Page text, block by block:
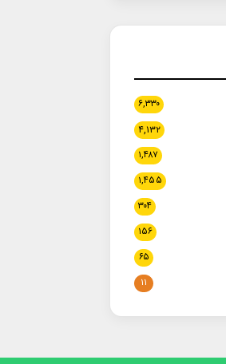
۶,۳۳۰
۴,۱۳۲
۱,۴۸۷
۱,۴۵۵
۳۰۴
۱۵۶
۶۵
۱۱